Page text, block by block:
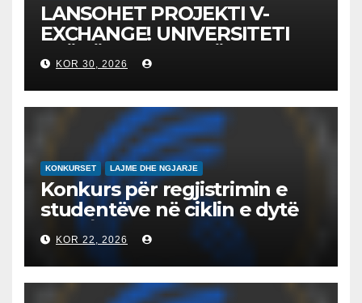
LANSOHET PROJEKTI V-
EXCHANGE! UNIVERSITETI
“NËNË TEREZA” NË SHKUP
UDHËHEQ NISMËN
NDËRKOMBËTARE PËR
EDUKIMIN DIGJITAL DHE
QYTETARINË GLOBALE
KOR 30, 2026
KONKURSET LAJME DHE NGJARJE
Konkurs për regjistrimin e
studentëve në ciklin e dytë
2026/2027 – Конкурс за
запишување на студенти
на втор циклус студии за
2026/2027
KOR 22, 2026